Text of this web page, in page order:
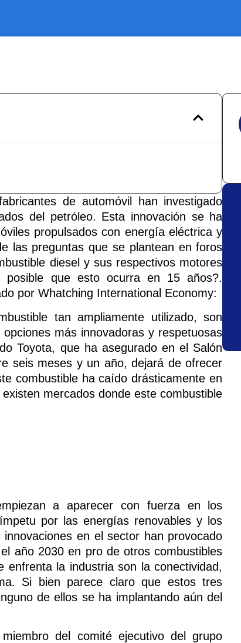
de automóvil han investigado
del petróleo. Esta innovación se ha
propulsados con energía eléctrica y
las preguntas que se plantean en foros
diesel y sus respectivos motores
que esto ocurra en 15 años?.
por Whatching International Economy:
tan ampliamente utilizado, son
más innovadoras y respetuosas
Toyota, que ha asegurado en el Salón
seis meses y un año, dejará de ofrecer
combustible ha caído drásticamente en
mercados donde este combustible
a aparecer con fuerza en los
por las energías renovables y los
en el sector han provocado
año 2030 en pro de otros combustibles
la industria son la conectividad,
Si bien parece claro que estos tres
de ellos se ha implantando aún del
del comité ejecutivo del grupo